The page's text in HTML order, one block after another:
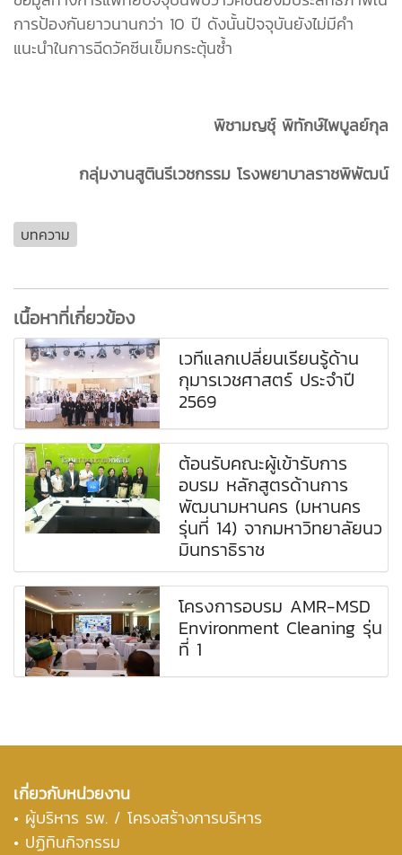
การป้องกันยาวนานกว่า 10 ปี ดังนั้นปัจจุบันยังไม่มีคำ
แนะนำในการฉีดวัคซีนเข็มกระตุ้นซ้ำ
พิชามญชุ์ พิทักษ์ไพบูลย์กุล
กลุ่มงานสูตินรีเวชกรรม โรงพยาบาลราชพิพัฒน์
บทความ
เนื้อหาที่เกี่ยวข้อง
เวทีแลกเปลี่ยนเรียนรู้ด้าน
กุมารเวชศาสตร์ ประจำปี
2569
ต้อนรับคณะผู้เข้ารับการ
อบรม หลักสูตรด้านการ
พัฒนามหานคร (มหานคร
รุ่นที่ 14) จากมหาวิทยาลัยนว
มินทราธิราช
โครงการอบรม AMR-MSD
Environment Cleaning รุ่น
ที่ 1
เกี่ยวกับหน่วยงาน
• ผู้บริหาร รพ. / โครงสร้างการบริหาร
• ปฏิทินกิจกรรม